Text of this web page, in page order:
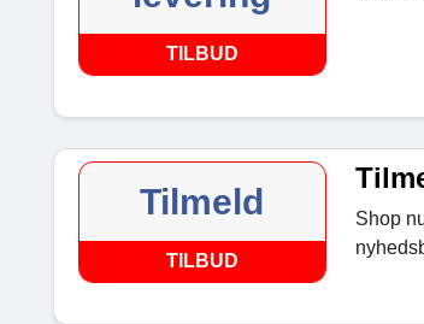
TILBUD
Tilmeld
TILBUD
Shop